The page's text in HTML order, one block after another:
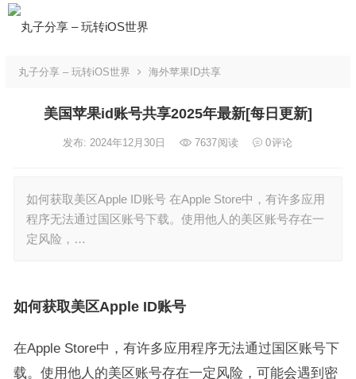
丸子分享 – 玩转iOS世界 海外苹果ID共享
美国苹果id账号共享2025年最新[每日更新]
发布: 2024年12月30日 7637阅读 0评论
如何获取美区Apple ID账号 在Apple Store中，有许多应用
程序无法通过国区账号下载。使用他人的美区账号存在一
定风险，…
如何获取美区Apple ID账号
在Apple Store中，有许多应用程序无法通过国区账号下
载。使用他人的美区账号存在一定风险，可能会遇到密